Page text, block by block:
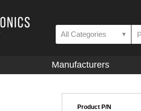
All Categories ▼
Manufacturers
Product P/N